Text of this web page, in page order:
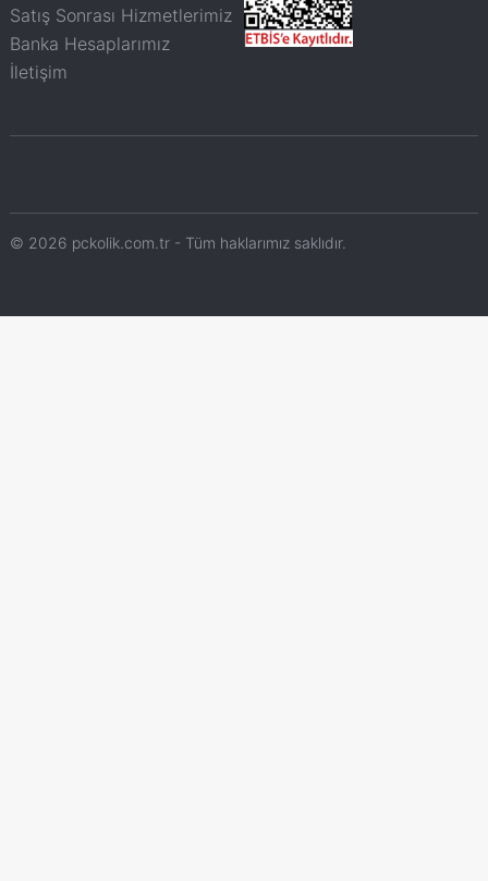
Satış Sonrası Hizmetlerimiz
Banka Hesaplarımız
İletişim
© 2026 pckolik.com.tr - Tüm haklarımız saklıdır.